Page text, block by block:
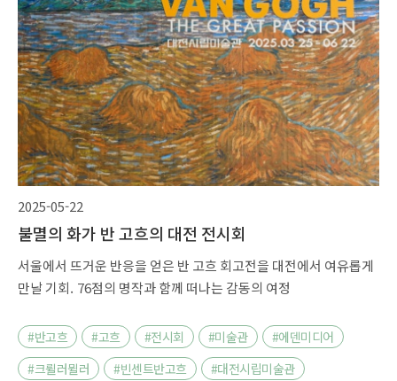
2025-05-22
불멸의 화가 반 고흐의 대전 전시회
서울에서 뜨거운 반응을 얻은 반 고흐 회고전을 대전에서 여유롭게
만날 기회. 76점의 명작과 함께 떠나는 감동의 여정
#반고흐 #고흐 #전시회 #미술관
#에덴미디어
#크륄러뮐러
#빈센트반고흐 #대전시립미술관